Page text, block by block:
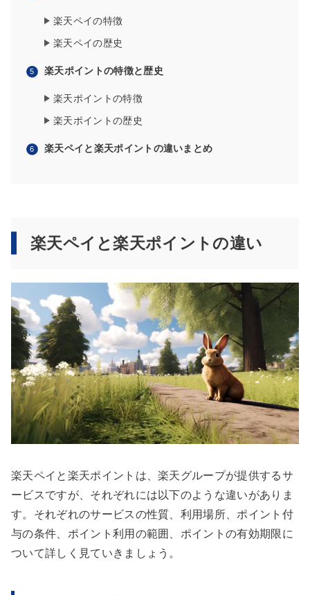
楽天ペイの特徴
楽天ペイの歴史
楽天ポイントの特徴と歴史
楽天ポイントの特徴
楽天ポイントの歴史
楽天ペイと楽天ポイントの違いまとめ
楽天ペイと楽天ポイントの違い
楽天ペイと楽天ポイントは、楽天グループが提供するサ
ービスですが、それぞれには以下のような違いがありま
す。それぞれのサービスの性質、利用場所、ポイント付
与の条件、ポイント利用の範囲、ポイントの有効期限に
ついて詳しく見ていきましょう。